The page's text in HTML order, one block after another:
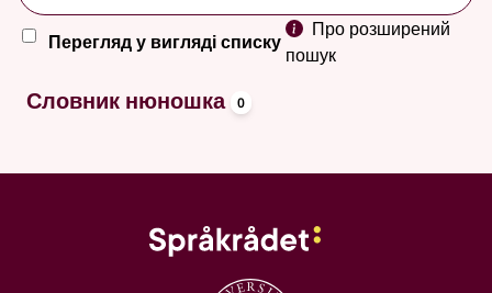
Перегляд у вигляді списку
Про розширений
пошук
Немає результатів
Словник нюношка 0